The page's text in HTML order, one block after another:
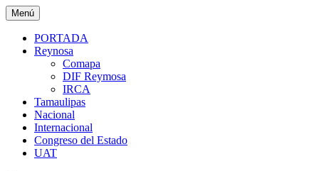
Saltar
al
contenido
Menú
PORTADA
Reynosa
Comapa
DIF Reymosa
IRCA
Tamaulipas
Nacional
Internacional
Congreso del Estado
UAT